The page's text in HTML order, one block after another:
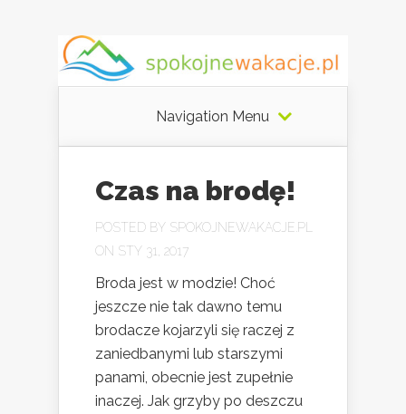
Navigation Menu
Czas na brodę!
POSTED BY SPOKOJNEWAKACJE.PL
ON STY 31, 2017
Broda jest w modzie! Choć
jeszcze nie tak dawno temu
brodacze kojarzyli się raczej z
zaniedbanymi lub starszymi
panami, obecnie jest zupełnie
inaczej. Jak grzyby po deszczu